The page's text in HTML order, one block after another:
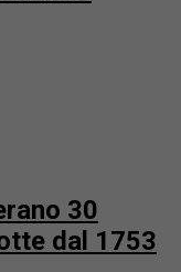
30
dal 1753